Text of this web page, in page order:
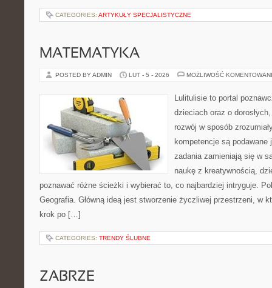
CATEGORIES: ARTYKUŁY SPECJALISTYCZNE
MATEMATYKA
POSTED BY ADMIN LUT - 5 - 2026 MOŻLIWOŚĆ
Lulitulisie to portal
dzieciach oraz o
rozwój w sposób
kompetencje są podawane
zadania zamieniają się w
naukę z kreatywnością,
poznawać różne ścieżki i wybierać to, co najbardziej intryguje.
Geografia. Główną ideą jest stworzenie życzliwej przestrzeni, w
krok po […]
CATEGORIES: TRENDY ŚLUBNE
ZABRZE